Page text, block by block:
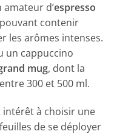
d’espresso
contenir
les arômes intenses.
un cappuccino
mug, dont la
300 et 500 ml.
à choisir une
de se déployer